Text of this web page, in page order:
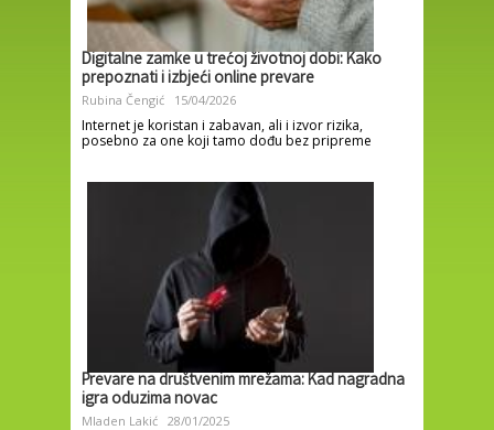
Digitalne zamke u trećoj životnoj dobi: Kako
prepoznati i izbjeći online prevare
Rubina Čengić 15/04/2026
Internet je koristan i zabavan, ali i izvor rizika,
posebno za one koji tamo dođu bez pripreme
Prevare na društvenim mrežama: Kad nagradna
igra oduzima novac
Mladen Lakić 28/01/2025